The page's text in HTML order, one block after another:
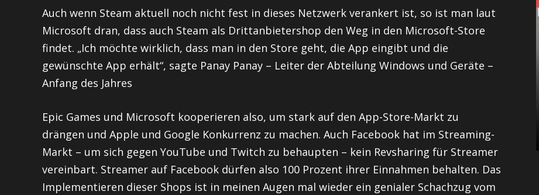
Auch wenn Steam aktuell noch nicht fest in dieses Netzwerk verankert ist, so ist man laut
Microsoft dran, dass auch Steam als Drittanbietershop den Weg in den Microsoft-Store
findet. „Ich möchte wirklich, dass man in den Store geht, die App eingibt und die
gewünschte App erhält“, sagte Panay Panay – Leiter der Abteilung Windows und Geräte –
Anfang des Jahres
Epic Games und Microsoft kooperieren also, um stark auf den App-Store-Markt zu
drängen und Apple und Google Konkurrenz zu machen. Auch Facebook hat im Streaming-
Markt – um sich gegen YouTube und Twitch zu behaupten – kein Revsharing für Streamer
vereinbart. Streamer auf Facebook dürfen also 100 Prozent ihrer Einnahmen behalten. Das
Implementieren dieser Shops ist in meinen Augen mal wieder ein genialer Schachzug vom